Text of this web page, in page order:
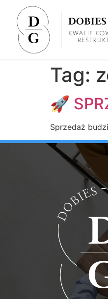
Tag:
🚀
Sprzedaż